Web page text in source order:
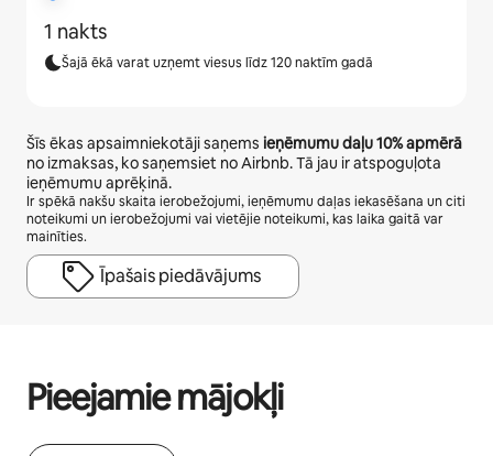
1 nakts
Šajā ēkā varat uzņemt viesus līdz 120 naktīm gadā
Šīs ēkas apsaimniekotāji saņems ieņēmumu daļu10%apmērā
no izmaksas, ko saņemsiet no Airbnb. Tā jau ir atspoguļota
ieņēmumu aprēķinā.
Ir spēkā nakšu skaita ierobežojumi, ieņēmumu daļas iekasēšana un citi
noteikumi un ierobežojumi vai vietējie noteikumi, kas laika gaitā var
mainīties.
Īpašais piedāvājums
Pieejamie mājokļi